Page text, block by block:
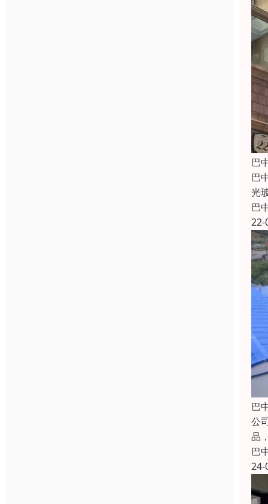
巴
巴
光
巴
22-
巴
公
品
巴
24-